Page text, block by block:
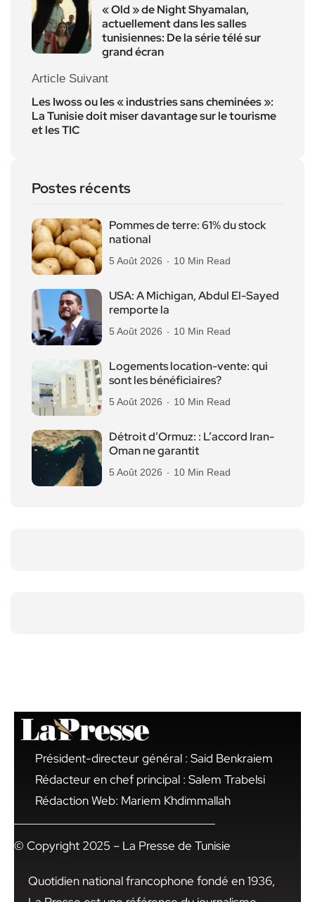
« Old » de Night Shyamalan,
actuellement dans les salles
tunisiennes: De la série télé sur
grand écran
Article Suivant
Les Iwoss ou les « industries sans cheminées »:
La Tunisie doit miser davantage sur le tourisme
et les TIC
Postes récents
Pommes de terre: 61% du stock
national
5 Août 2026 10 Min Read
USA: A Michigan, Abdul El-Sayed
remporte la
5 Août 2026 10 Min Read
Logements location-vente: qui
sont les bénéficiaires?
5 Août 2026 10 Min Read
Détroit d’Ormuz: : L’accord Iran-
Oman ne garantit
5 Août 2026 10 Min Read
Président-directeur général : Said Benkraiem
Rédacteur en chef principal : Salem Trabelsi
Rédaction Web: Mariem Khdimmallah
© Copyright 2025 – La Presse de Tunisie
Quotidien national francophone fondé en 1936,